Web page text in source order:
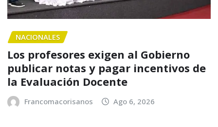
NACIONALES
Los profesores exigen al Gobierno
publicar notas y pagar incentivos de
la Evaluación Docente
Francomacorisanos Ago 6, 2026